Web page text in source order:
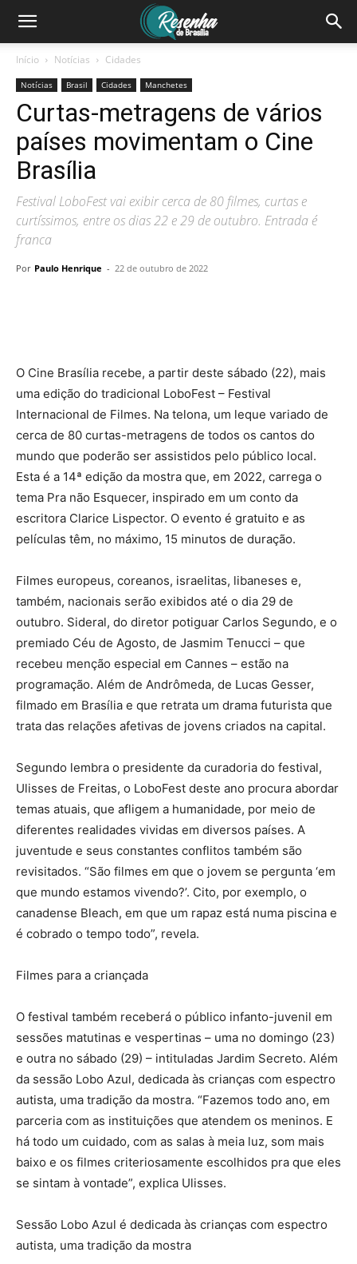
Início Notícias Cidades
Notícias Brasil Cidades Manchetes
Curtas-metragens de vários
países movimentam o Cine
Brasília
Festival LoboFest vai exibir cerca de 80 filmes, curtas e
curtíssimos, entre os dias 22 e 29 de outubro. Entrada é
franca
Por Paulo Henrique - 22 de outubro de 2022
O Cine Brasília recebe, a partir deste sábado (22), mais
uma edição do tradicional LoboFest – Festival
Internacional de Filmes. Na telona, um leque variado de
cerca de 80 curtas-metragens de todos os cantos do
mundo que poderão ser assistidos pelo público local.
Esta é a 14ª edição da mostra que, em 2022, carrega o
tema Pra não Esquecer, inspirado em um conto da
escritora Clarice Lispector. O evento é gratuito e as
películas têm, no máximo, 15 minutos de duração.
Filmes europeus, coreanos, israelitas, libaneses e,
também, nacionais serão exibidos até o dia 29 de
outubro. Sideral, do diretor potiguar Carlos Segundo, e o
premiado Céu de Agosto, de Jasmim Tenucci – que
recebeu menção especial em Cannes – estão na
programação. Além de Andrômeda, de Lucas Gesser,
filmado em Brasília e que retrata um drama futurista que
trata das relações afetivas de jovens criados na capital.
Segundo lembra o presidente da curadoria do festival,
Ulisses de Freitas, o LoboFest deste ano procura abordar
temas atuais, que afligem a humanidade, por meio de
diferentes realidades vividas em diversos países. A
juventude e seus constantes conflitos também são
revisitados. “São filmes em que o jovem se pergunta ‘em
que mundo estamos vivendo?’. Cito, por exemplo, o
canadense Bleach, em que um rapaz está numa piscina e
é cobrado o tempo todo”, revela.
Filmes para a criançada
O festival também receberá o público infanto-juvenil em
sessões matutinas e vespertinas – uma no domingo (23)
e outra no sábado (29) – intituladas Jardim Secreto. Além
da sessão Lobo Azul, dedicada às crianças com espectro
autista, uma tradição da mostra. “Fazemos todo ano, em
parceria com as instituições que atendem os meninos. E
há todo um cuidado, com as salas à meia luz, som mais
baixo e os filmes criteriosamente escolhidos pra que eles
se sintam à vontade”, explica Ulisses.
Sessão Lobo Azul é dedicada às crianças com espectro
autista, uma tradição da mostra